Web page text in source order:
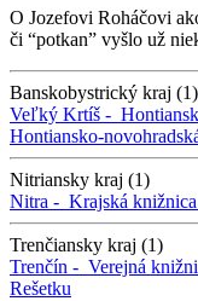
O Jozefovi Roháčovi
či “potkan” vyšlo už
Banskobystrický kraj (1)
Veľký Krtíš -
Hontiansko-
Nitriansky kraj (1)
Nitra - Krajská
Trenčiansky kraj (1)
Trenčín - Verejná
Rešetku